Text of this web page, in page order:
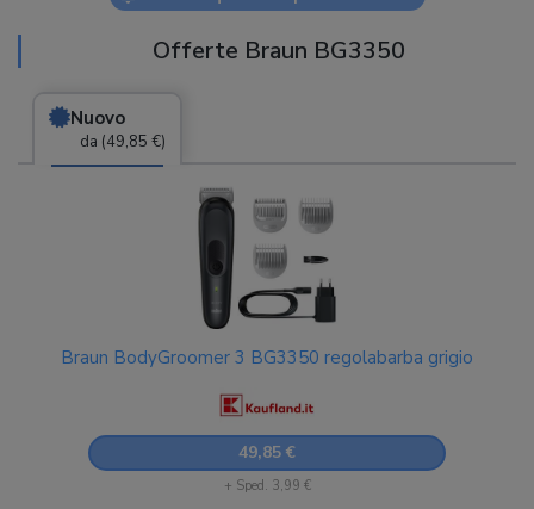
Offerte Braun BG3350
Nuovo
da (49,85 €)
Braun BodyGroomer 3 BG3350 regolabarba grigio
49,85 €
+ Sped. 3,99 €